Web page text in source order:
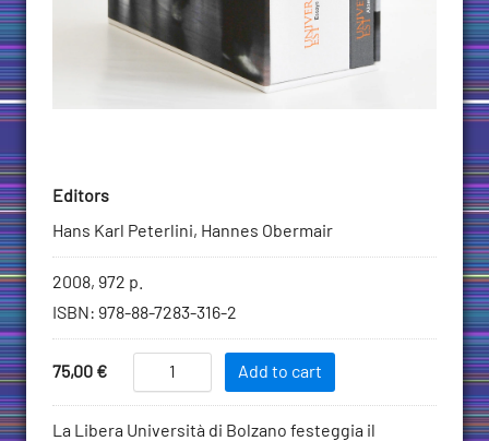
Editors
Hans Karl Peterlini, Hannes Obermair
Bibliographic
information
2008, 972 p.
ISBN : 978-88-7283-316-2
Price
75,00 €
Add
to
Cart
Universitas
Est
quantity
Add to cart
Description
La Libera Università di Bolzano festeggia il